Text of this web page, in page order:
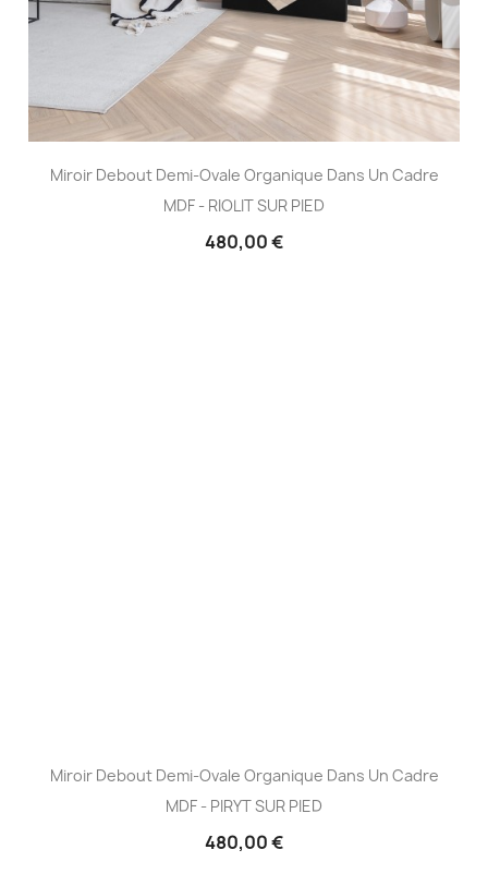
Miroir Debout Demi-Ovale Organique Dans Un Cadre
MDF - RIOLIT SUR PIED
480,00 €
Miroir Debout Demi-Ovale Organique Dans Un Cadre
MDF - PIRYT SUR PIED
480,00 €